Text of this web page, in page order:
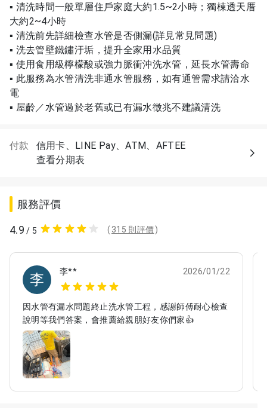
▪ 清洗時間一般單層住戶家庭大約1.5~2小時；獨棟透天厝
大約2~4小時
▪ 清洗前先詳細檢查水管是否側漏(詳見常見問題)
▪ 洗去管壁鐵鏽汙垢，提升全家用水品質
▪ 使用食用級檸檬酸或強力脈衝沖洗水管，延長水管壽命
▪ 此服務為水管清洗非通水管服務，如有通管需求請洽水
電
▪ 屋齡／水管過於老舊或已有漏水徵兆不建議清洗
付款
信用卡、LINE Pay、ATM、AFTEE
查看分期表
服務評價
4.9 / 5 (315 則評價 )
李 李** 2026/01/22
因水管有漏水問題終止洗水管工程，感謝師傅耐心檢查
說明等我們答案，會推薦給親朋好友你們家👍